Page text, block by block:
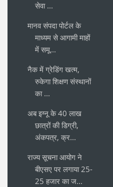
सेवा ...
मानव संपदा पोर्टल के
माध्यम से आगामी माहों
में समू...
नैक में ग्रेडिंग खत्म,
रुकेगा शिक्षण संस्थानों
का ...
अब इग्नू के 40 लाख
छात्रों की डिग्री,
अंकपत्र, क्र...
राज्य सूचना आयोग ने
बीएसए पर लगाया 25-
25 हजार का ज...